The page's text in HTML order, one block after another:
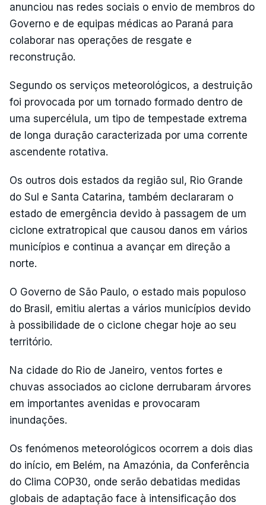
anunciou nas redes sociais o envio de membros do
Governo e de equipas médicas ao Paraná para
colaborar nas operações de resgate e
reconstrução.
Segundo os serviços meteorológicos, a destruição
foi provocada por um tornado formado dentro de
uma supercélula, um tipo de tempestade extrema
de longa duração caracterizada por uma corrente
ascendente rotativa.
Os outros dois estados da região sul, Rio Grande
do Sul e Santa Catarina, também declararam o
estado de emergência devido à passagem de um
ciclone extratropical que causou danos em vários
municípios e continua a avançar em direção a
norte.
O Governo de São Paulo, o estado mais populoso
do Brasil, emitiu alertas a vários municípios devido
à possibilidade de o ciclone chegar hoje ao seu
território.
Na cidade do Rio de Janeiro, ventos fortes e
chuvas associados ao ciclone derrubaram árvores
em importantes avenidas e provocaram
inundações.
Os fenómenos meteorológicos ocorrem a dois dias
do início, em Belém, na Amazónia, da Conferência
do Clima COP30, onde serão debatidas medidas
globais de adaptação face à intensificação dos